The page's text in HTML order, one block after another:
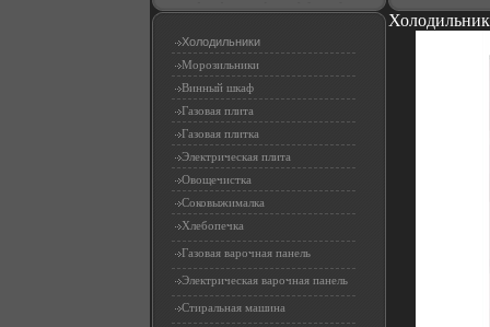
Холодильники
Морозильники
Винный шкаф
Газовая плита
Газовая плитка
Электрическая плита
Овощечистка
Соковыжималка
Хлебопечка
Газовая варочная панель
Электрическая варочная панель
Стиральная машина